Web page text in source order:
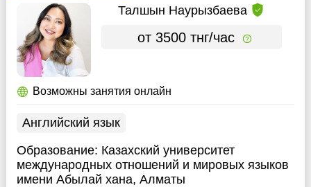
Талшын Наурызбаева
от 3500 тнг/час
Возможны занятия онлайн
Английский язык
Образование: Казахский университет
международных отношений и мировых языков
имени Абылай хана, Алматы